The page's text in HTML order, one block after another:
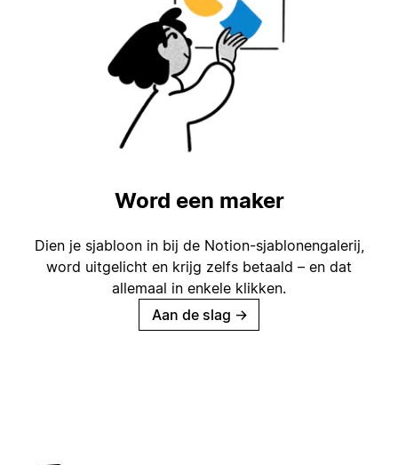
Word een maker
Dien je sjabloon in bij de Notion-sjablonengalerij,
word uitgelicht en krijg zelfs betaald – en dat
allemaal in enkele klikken.
Aan de slag →